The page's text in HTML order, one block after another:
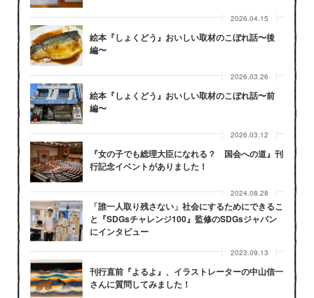
2026.04.15
絵本『しょくどう』おいしい取材のこぼれ話〜後
編〜
2026.03.26
絵本『しょくどう』おいしい取材のこぼれ話〜前
編〜
2026.03.12
『女の子でも総理大臣になれる？ 国会への道』刊
行記念イベントがありました！
2024.08.28
「誰一人取り残さない」社会にするためにできるこ
と『SDGsチャレンジ100』監修のSDGsジャパン
にインタビュー
2023.09.13
刊行直前『よるよ』、イラストレーターの中山信一
さんに質問してみました！